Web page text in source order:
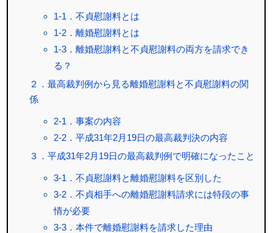
1-1．不貞慰謝料とは
1-2．離婚慰謝料とは
1-3．離婚慰謝料と不貞慰謝料の両方を請求でき
る？
２．最高裁判例から見る離婚慰謝料と不貞慰謝料の関
係
2-1．事案の内容
2-2．平成31年2月19日の最高裁判決の内容
３．平成31年2月19日の最高裁判例で明確になったこと
3-1．不貞慰謝料と離婚慰謝料を区別した
3-2．不貞相手への離婚慰謝料請求には特段の事
情が必要
3-3．本件で離婚慰謝料を請求した理由